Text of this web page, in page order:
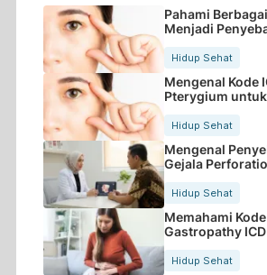
Pahami
Menjadi
Hidup Sehat
Mengenal Kode
Pterygium
Hidup Sehat
Mengenal
Gejala
Tubuh
Hidup Sehat
Memahami Kode
Gastropathy
Rekam Medis
Hidup Sehat